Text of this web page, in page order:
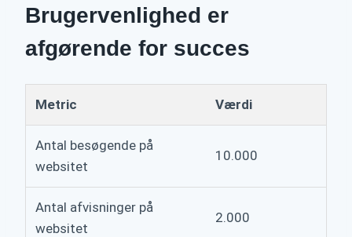
Brugervenlighed er
afgørende for succes
Metric Værdi
Antal besøgende på
websitet
10.000
Antal afvisninger på
websitet
2.000